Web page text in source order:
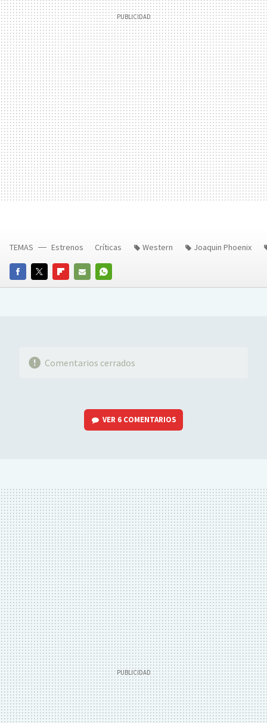
FACEBOOKTWITTERFLIPBOARD
E-
WHATSAPP
TEMAS Estrenos Críticas Western Joaquin Phoenix
Comentarios cerrados
VER 6 COMENTARIOS